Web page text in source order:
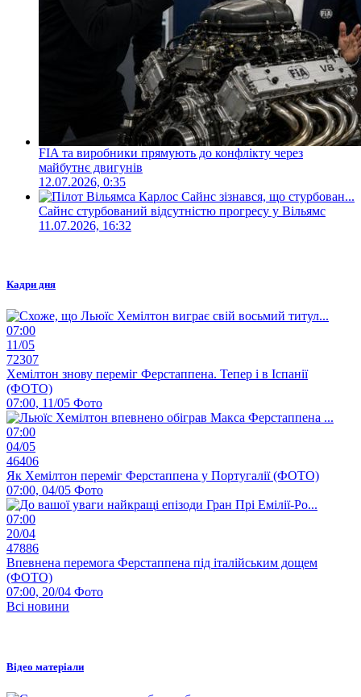
FIA та виробники прямують до конфлікту через
майбутнє двигунів
12.07.2026, 0:35
Сайнс стурбований відсутністю прогресу у Вільямс
11.07.2026, 16:32
Кадри дня
07:00
11/05
72307
Хемілтон знову переміг Ферстаппена. Тепер і в Іспанії
(ФОТО)
07:00, 11/05 Фото
07:00
04/05
46406
Як Хемілтон переміг Ферстаппена у Португалії (ФОТО)
07:00, 04/05 Фото
07:00
20/04
47886
Впевнена перемога Ферстаппена під італійським дощем
(ФОТО)
07:00, 20/04 Фото
Всі новини
Відео матеріали